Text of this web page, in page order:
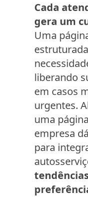
Cada
gera um
Uma
liberando
em casos
urgentes.
uma
empresa
para